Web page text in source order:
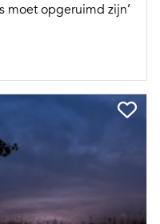
moet opgeruimd zijn’